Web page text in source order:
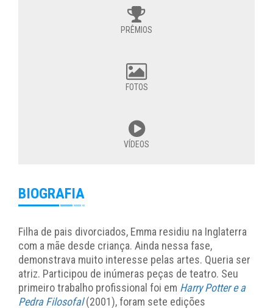
PRÊMIOS
FOTOS
VÍDEOS
BIOGRAFIA
Filha de pais divorciados, Emma residiu na Inglaterra
com a mãe desde criança. Ainda nessa fase,
demonstrava muito interesse pelas artes. Queria ser
atriz. Participou de inúmeras peças de teatro. Seu
primeiro trabalho profissional foi em Harry Pottere a
Pedra Filosofal(2001), foram sete edições